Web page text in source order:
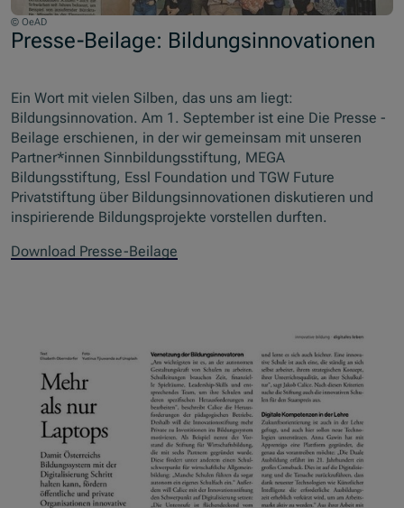
© OeAD
Presse-Beilage: Bildungsinnovationen
Ein Wort mit vielen Silben, das uns am liegt:
Bildungsinnovation. Am 1. September ist eine Die Presse -
Beilage erschienen, in der wir gemeinsam mit unseren
Partner*innen Sinnbildungsstiftung, MEGA
Bildungsstiftung, Essl Foundation und TGW Future
Privatstiftung über Bildungsinnovationen diskutieren und
inspirierende Bildungsprojekte vorstellen durften.
Download Presse-Beilage